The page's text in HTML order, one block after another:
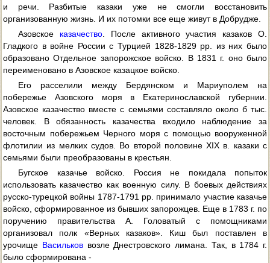
и речи. Разбитые казаки уже не смогли восстановить
организованную жизнь. И их потомки все еще живут в Добрудже.
Азовское казачество. После активного участия казаков О.
Гладкого в войне России с Турцией 1828-1829 pp. из них было
образовано Отдельное запорожское войско. В 1831 г. оно было
переименовано в Азовское казацкое войско.
Его расселили между Бердянском и Мариуполем на
побережье Азовского моря в Екатеринославской губернии.
Азовское казачество вместе с семьями составляло около б тыс.
человек. В обязанность казачества входило наблюдение за
восточным побережьем Черного моря с помощью вооруженной
флотилии из мелких судов. Во второй половине XIX в. казаки с
семьями были преобразованы в крестьян.
Бугское казачье войско. Россия не покидала попыток
использовать казачество как военную силу. В боевых действиях
русско-турецкой войны 1787-1791 pp. принимало участие казачье
войско, сформированное из бывших запорожцев. Еще в 1783 г. по
поручению правительства А. Головатый с помощниками
организовал полк «Верных казаков». Киш был поставлен в
урочище Васильковвозле Днестровского лимана. Так, в 1784 г.
было сформирована -